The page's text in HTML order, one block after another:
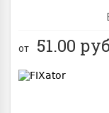
от 51.00